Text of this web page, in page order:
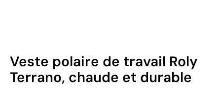
Veste polaire de travail Roly
Terrano, chaude et durable